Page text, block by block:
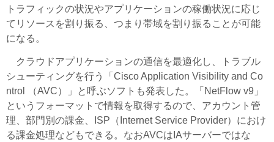
トラフィックの状況やアプリケーションの稼働状況に応じ
てリソースを割り振る、つまり帯域を割り振ることが可能
になる。
クラウドアプリケーションの通信を最適化し、トラブル
シューティングを行う「Cisco Application Visibility and Co
ntrol （AVC）」と呼ぶソフトも発表した。「NetFlow v9」
というフォーマットで情報を取得するので、アカウント管
理、部門別の課金、ISP（Internet Service Provider）におけ
る課金処理などもできる。なおAVCはIAサーバーではな